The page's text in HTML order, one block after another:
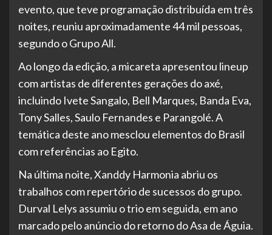
evento, que teve programação distribuída em três
noites, reuniu aproximadamente 44 mil pessoas,
segundo o Grupo All.
Ao longo da edição, a micareta apresentou lineup
com artistas de diferentes gerações do axé,
incluindo Ivete Sangalo, Bell Marques, Banda Eva,
Tony Salles, Saulo Fernandes e Parangolé. A
temática deste ano mesclou elementos do Brasil
com referências ao Egito.
Na última noite, Xanddy Harmonia abriu os
trabalhos com repertório de sucessos do grupo.
Durval Lelys assumiu o trio em seguida, em ano
marcado pelo anúncio do retorno do Asa de Águia.